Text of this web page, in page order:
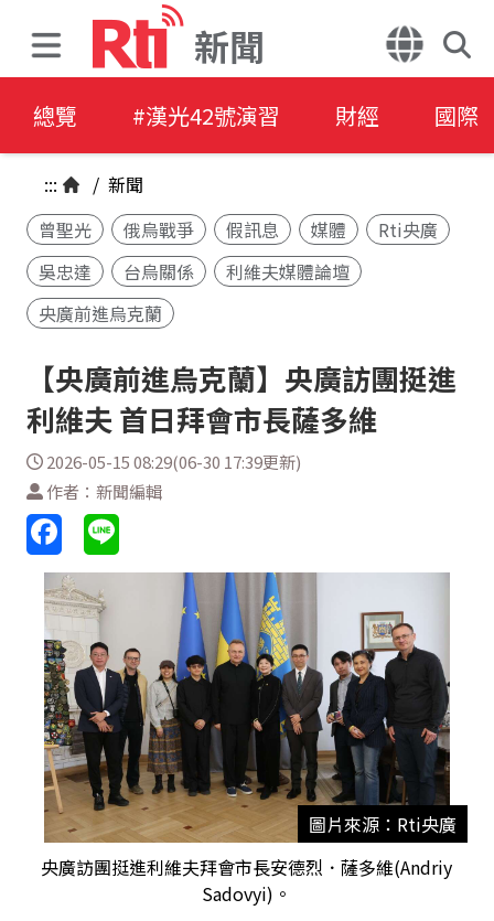
新聞
總覽 #漢光42號演習 財經 國際
::: / 新聞
曾聖光
俄烏戰爭 假訊息 媒體
Rti央廣
吳忠達
台烏關係
利維夫媒體論壇
央廣前進烏克蘭
【央廣前進烏克蘭】央廣訪團挺進
利維夫 首日拜會市長薩多維
2026-05-15 08:29(06-30 17:39更新)
作者：新聞編輯
圖片來源：Rti央廣
央廣訪團挺進利維夫拜會市長安德烈．薩多維(Andriy
Sadovyi)。